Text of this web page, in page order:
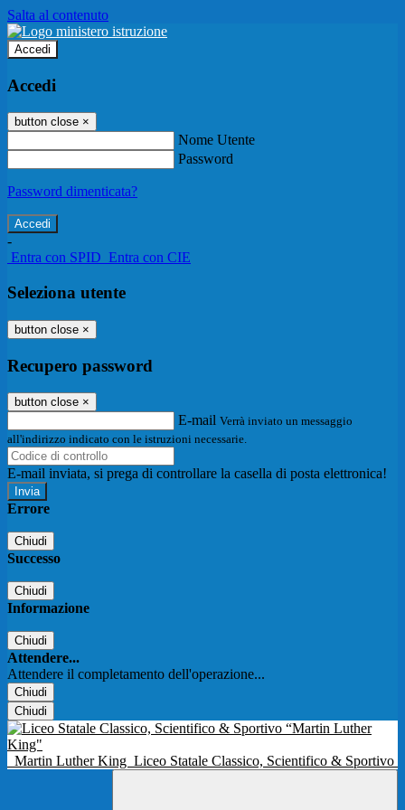
Salta al contenuto
Accedi
Accedi
button close ×
Nome Utente
Password
Password dimenticata?
-
Entra con SPID Entra con CIE
Seleziona utente
button close ×
Recupero password
button close ×
E-mail Verrà inviato un messaggio
all'indirizzo indicato con le istruzioni necessarie.
E-mail inviata, si prega di controllare la casella di posta elettronica!
Errore
Chiudi
Successo
Chiudi
Informazione
Chiudi
Attendere...
Attendere il completamento dell'operazione...
Chiudi
Chiudi
Martin Luther King Liceo Statale Classico, Scientifico & Sportivo